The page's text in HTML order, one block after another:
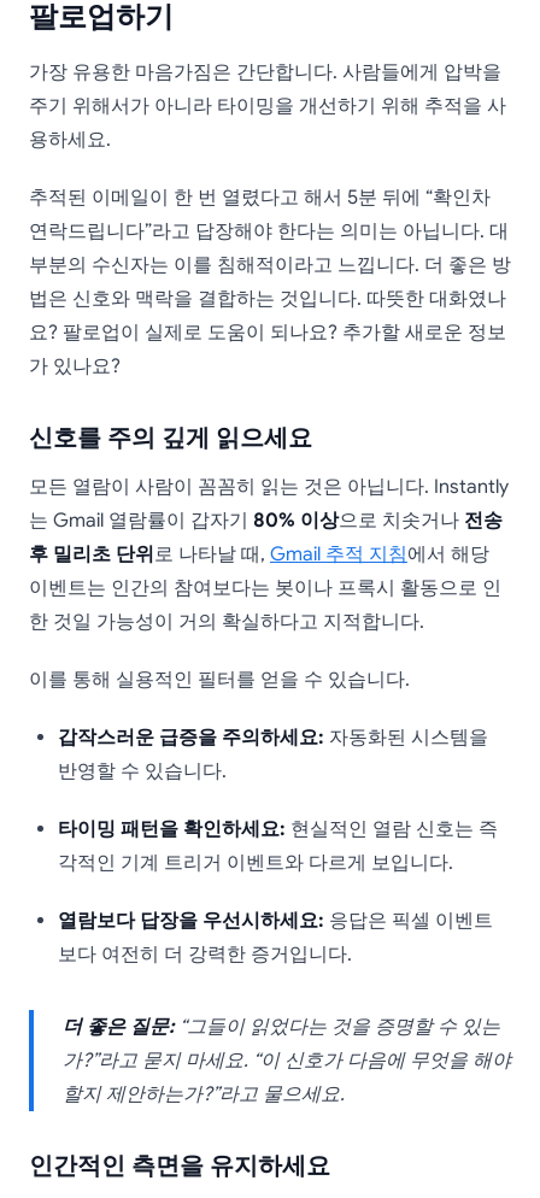
팔로업하기
가장 유용한 마음가짐은 간단합니다. 사람들에게 압박을
주기 위해서가 아니라 타이밍을 개선하기 위해 추적을 사
용하세요.
추적된 이메일이 한 번 열렸다고 해서 5분 뒤에 “확인차
연락드립니다”라고 답장해야 한다는 의미는 아닙니다. 대
부분의 수신자는 이를 침해적이라고 느낍니다. 더 좋은 방
법은 신호와 맥락을 결합하는 것입니다. 따뜻한 대화였나
요? 팔로업이 실제로 도움이 되나요? 추가할 새로운 정보
가 있나요?
신호를 주의 깊게 읽으세요
모든 열람이 사람이 꼼꼼히 읽는 것은 아닙니다. Instantly
는 Gmail 열람률이 갑자기 80% 이상으로 치솟거나 전송
후 밀리초 단위로 나타날 때, Gmail 추적 지침에서 해당
이벤트는 인간의 참여보다는 봇이나 프록시 활동으로 인
한 것일 가능성이 거의 확실하다고 지적합니다.
이를 통해 실용적인 필터를 얻을 수 있습니다.
갑작스러운 급증을 주의하세요: 자동화된 시스템을
반영할 수 있습니다.
타이밍 패턴을 확인하세요: 현실적인 열람 신호는 즉
각적인 기계 트리거 이벤트와 다르게 보입니다.
열람보다 답장을 우선시하세요: 응답은 픽셀 이벤트
보다 여전히 더 강력한 증거입니다.
더 좋은 질문:“그들이 읽었다는 것을 증명할 수 있는
가?”라고 묻지 마세요. “이 신호가 다음에 무엇을 해야
할지 제안하는가?”라고 물으세요.
인간적인 측면을 유지하세요